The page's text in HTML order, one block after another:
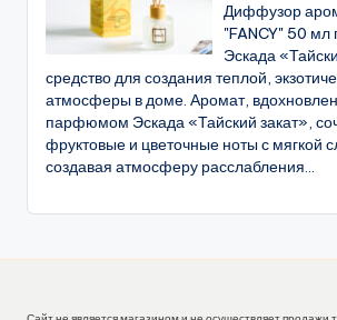
Диффузор
"FANCY" 50 мл
Эскада
средство для создания теплой,
атмосферы в доме. Аромат,
парфюмом Эскада «Тайский закат»,
фруктовые и цветочные ноты с мягкой
создавая атмосферу расслабления...